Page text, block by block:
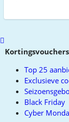
Scroll
toKortingsvouchers
Top 25
Exclusieve
Black Friday
Cyber